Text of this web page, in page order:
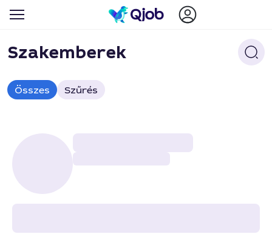
Szakemberek
Összes Szűrés